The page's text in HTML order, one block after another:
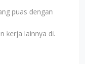
puas dengan
kerja lainnya di.